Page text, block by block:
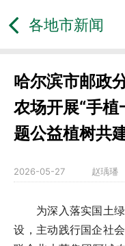
各地市新闻
哈尔滨市邮政
农场开展“手
题公益植树共
2026-05-27 赵瑀璠
为深入落实国土绿
设，主动践行国企社